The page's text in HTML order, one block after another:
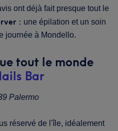
ont déjà fait presque tout le
: une épilation et un soin
journée à Mondello.
tout le monde
Bar
Palermo
réservé de l'île, idéalement